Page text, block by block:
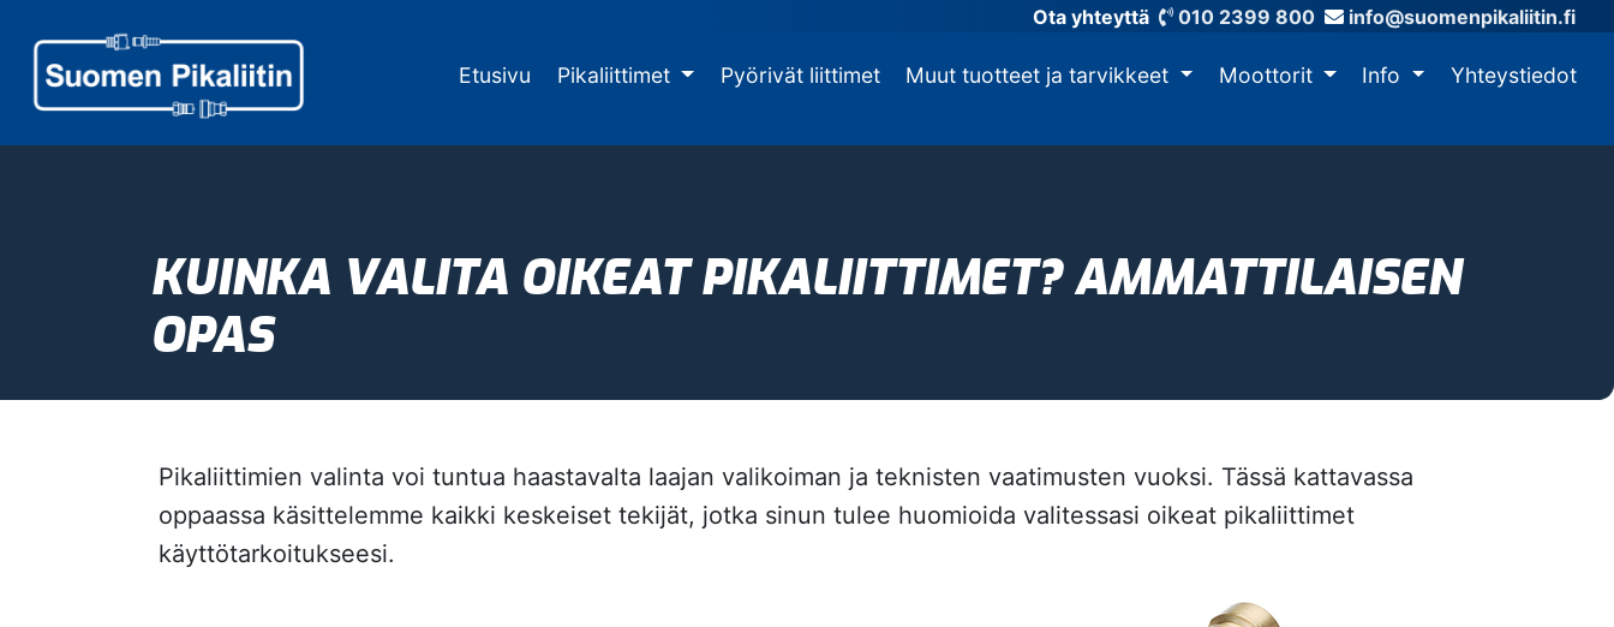
Etusivu Pikaliittimet Pyörivät liittimet Muut tuotteet ja tarvikkeet Moottorit Info Yhteystiedot
Ota yhteyttä 010 2399 800 info@suomenpikaliitin.fi
KUINKA VALITA OIKEAT PIKALIITTIMET? AMMATTILAISEN
OPAS
Pikaliittimien valinta voi tuntua haastavalta laajan valikoiman ja teknisten vaatimusten vuoksi. Tässä kattavassa
oppaassa käsittelemme kaikki keskeiset tekijät, jotka sinun tulee huomioida valitessasi oikeat pikaliittimet
käyttötarkoitukseesi.